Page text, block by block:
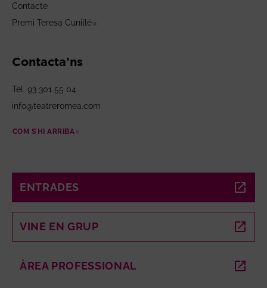
Contacte
Premi Teresa Cunillé
Contacta’ns
Tel. 93 301 55 04
info@teatreromea.com
COM S’HI ARRIBA
ENTRADES
VINE EN GRUP
ÀREA PROFESSIONAL ABRE EN NUEVA VENTANA